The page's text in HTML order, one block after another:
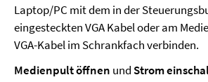
Laptop/PC mit dem in der
eingesteckten VGA Kabel oder am
VGA-Kabel im Schrankfach verbinden.
Medienpult öffnen und Strom